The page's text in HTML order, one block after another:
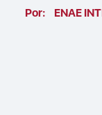
Por: ENAE